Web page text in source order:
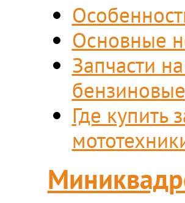
Основные
Запчасти
бензиновые
Где купить